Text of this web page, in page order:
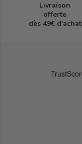
Livraison
offerte
dès 49€ d'achat